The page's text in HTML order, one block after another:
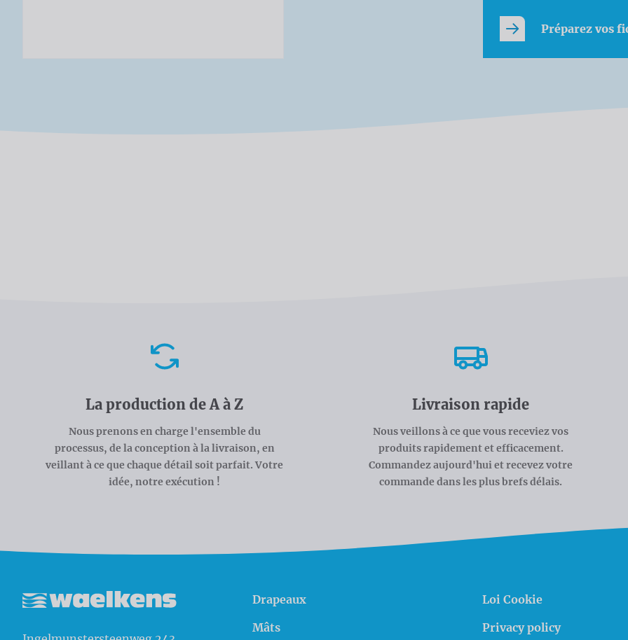
Préparez vos
La production de A à Z
Nous prenons en charge l'ensemble du
processus, de la conception à la livraison, en
veillant à ce que chaque détail soit parfait. Votre
idée, notre exécution !
Livraison rapide
Nous veillons à ce que vous receviez vos
produits rapidement et efficacement.
Commandez aujourd'hui et recevez votre
commande dans les plus brefs délais.
Drapeaux
Mâts
Loi Cookie
Privacy policy